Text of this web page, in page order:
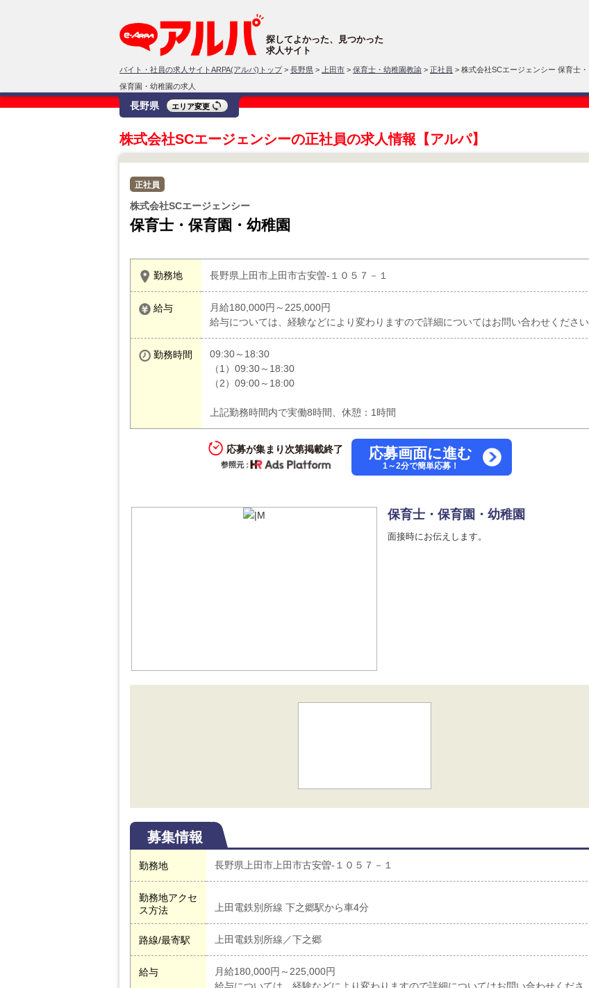
探してよかった、見つかった
求人サイト
バイト・社員の求人サイトARPA(アルパ)トップ > 長野県 > 上田市 > 保育士・幼稚園教諭 > 正社員 > 株式会社SCエージェンシー 保育士・
保育園・幼稚園の求人
長野県 エリア変更
株式会社SCエージェンシーの正社員の求人情報【アルパ】
正社員
株式会社SCエージェンシー
保育士・保育園・幼稚園
勤務地 長野県上田市上田市古安曽-１０５７－１
給与
月給180,000円～225,000円
給与については、経験などにより変わりますので詳細についてはお問い合わせください
勤務時間
09:30～18:30
（1）09:30～18:30
（2）09:00～18:00
上記勤務時間内で実働8時間、休憩：1時間
応募が集まり次第掲載終了 応募画面に進む
1～2分で簡単応募！
保育士・保育園・幼稚園
面接時にお伝えします。
募集情報
勤務地 長野県上田市上田市古安曽-１０５７－１
勤務地アクセ
ス方法
上田電鉄別所線 下之郷駅から車4分
路線/最寄駅 上田電鉄別所線／下之郷
給与
月給180,000円～225,000円
給与については、経験などにより変わりますので詳細についてはお問い合わせくださ